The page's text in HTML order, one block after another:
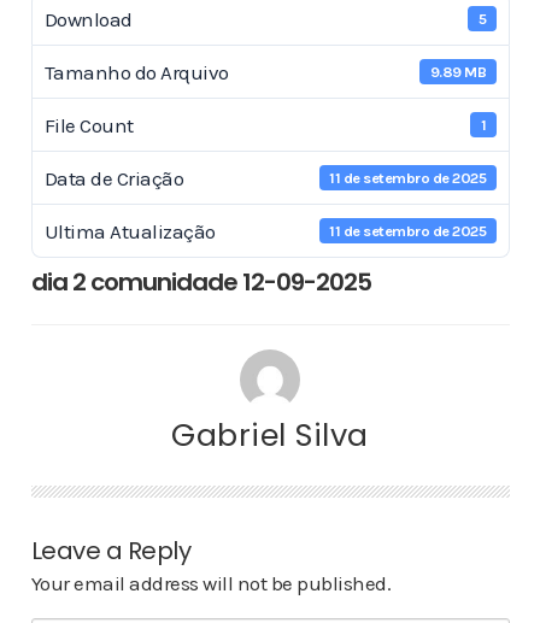
Download 5
Tamanho do Arquivo 9.89 MB
File Count 1
Data de Criação 11 de setembro de 2025
Ultima Atualização 11 de setembro de 2025
dia 2 comunidade 12-09-2025
Gabriel Silva
Leave a Reply
Your email address will not be published.